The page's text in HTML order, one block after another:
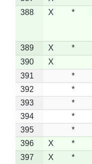
388
X *
389 X *
390
X
391
*
392
*
393
*
394
*
395
*
396
X *
397
X *